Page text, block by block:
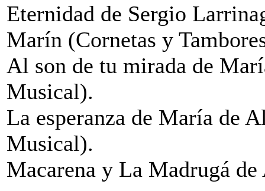
Eternidad de Sergio
Marín (Cornetas y
Al son de tu mirada de
Musical).
La esperanza de María de
Musical).
Macarena y La Madrugá